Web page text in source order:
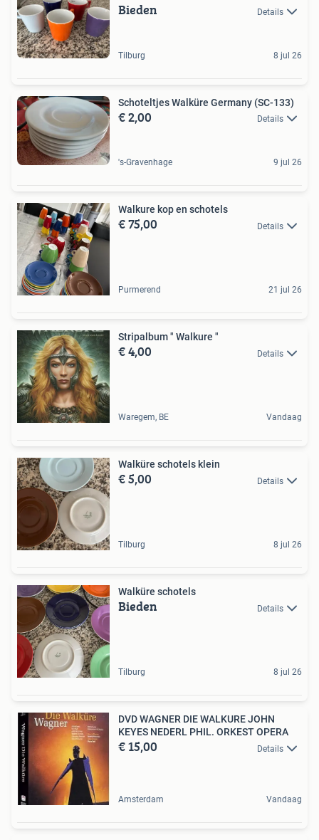
Bieden Details
Tilburg 8 jul 26
Schoteltjes Walküre Germany (SC-133)
€ 2,00 Details
's-Gravenhage 9 jul 26
Walkure kop en schotels
€ 75,00 Details
Purmerend 21 jul 26
Stripalbum " Walkure "
€ 4,00 Details
Waregem, BE Vandaag
Walküre schotels klein
€ 5,00 Details
Tilburg 8 jul 26
Walküre schotels
Bieden Details
Tilburg 8 jul 26
DVD WAGNER DIE WALKURE JOHN
KEYES NEDERL PHIL. ORKEST OPERA
€ 15,00 Details
Amsterdam Vandaag